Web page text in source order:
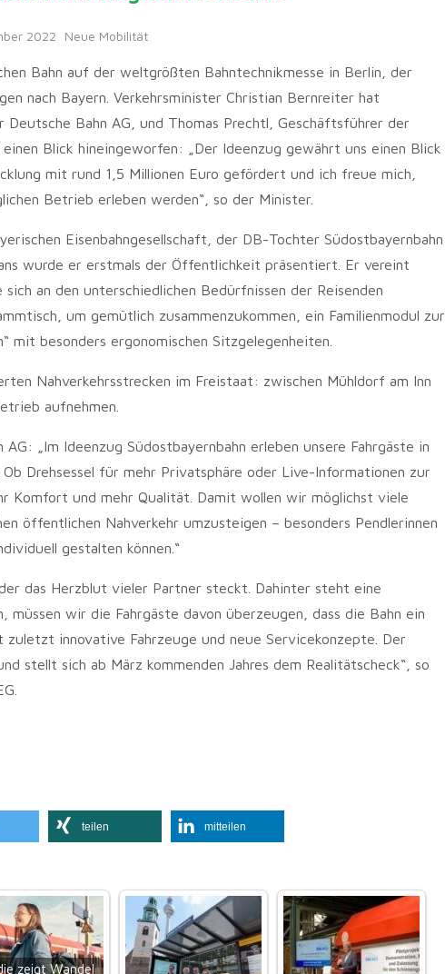
2022 Neue Mobilität
Bahn auf der weltgrößten Bahntechnikmesse in Berlin, der
nach Bayern. Verkehrsminister Christian Bernreiter hat
Deutsche Bahn AG, und Thomas Prechtl, Geschäftsführer der
Blick hineingeworfen: „Der Ideenzug gewährt uns einen Blick
mit rund 1,5 Millionen Euro gefördert und ich freue mich,
Betrieb erleben werden“, so der Minister.
Eisenbahngesellschaft, der DB-Tochter Südostbayernbahn
wurde er erstmals der Öffentlichkeit präsentiert. Er vereint
an den unterschiedlichen Bedürfnissen der Reisenden
um gemütlich zusammenzukommen, ein Familienmodul zur
mit besonders ergonomischen Sitzgelegenheiten.
Nahverkehrsstrecken im Freistaat: zwischen Mühldorf am Inn
aufnehmen.
„Im Ideenzug Südostbayernbahn erleben unsere Fahrgäste in
Drehsessel für mehr Privatsphäre oder Live-Informationen zur
Komfort und mehr Qualität. Damit wollen wir möglichst viele
öffentlichen Nahverkehr umzusteigen – besonders Pendlerinnen
gestalten können.“
das Herzblut vieler Partner steckt. Dahinter steht eine
müssen wir die Fahrgäste davon überzeugen, dass die Bahn ein
innovative Fahrzeuge und neue Servicekonzepte. Der
stellt sich ab März kommenden Jahres dem Realitätscheck“, so
teilen mitteilen
zeigt Wandel